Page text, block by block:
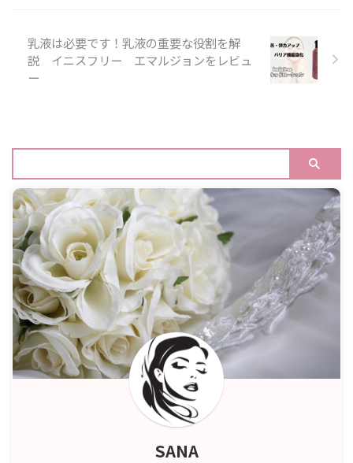
乳液は必要です！乳液の重要な役割を解
説 イニスフリー エマルジョンをレビュ
ー
SANA